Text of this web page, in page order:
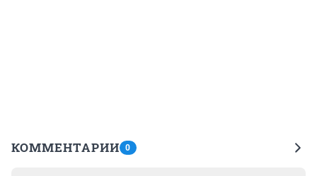
КОММЕНТАРИИ 0